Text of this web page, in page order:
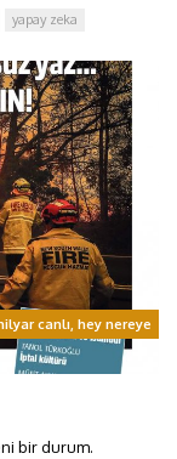
yapay zeka
canlı, hey nereye
bir durum.